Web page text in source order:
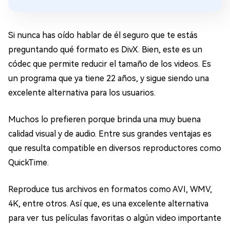
Si nunca has oído hablar de él seguro que te estás
preguntando qué formato es DivX. Bien, este es un
códec que permite reducir el tamaño de los videos. Es
un programa que ya tiene 22 años, y sigue siendo una
excelente alternativa para los usuarios.
Muchos lo prefieren porque brinda una muy buena
calidad visual y de audio. Entre sus grandes ventajas es
que resulta compatible en diversos reproductores como
QuickTime.
Reproduce tus archivos en formatos como AVI, WMV,
4K, entre otros. Así que, es una excelente alternativa
para ver tus películas favoritas o algún video importante